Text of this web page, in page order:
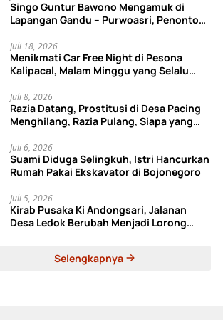
Singo Guntur Bawono Mengamuk di
Lapangan Gandu – Purwoasri, Penonton
Juli 18, 2026
Menikmati Car Free Night di Pesona
Kalipacal, Malam Minggu yang Selalu
Juli 8, 2026
Razia Datang, Prostitusi di Desa Pacing
Menghilang, Razia Pulang, Siapa yang
Juli 6, 2026
Suami Diduga Selingkuh, Istri Hancurkan
Rumah Pakai Ekskavator di Bojonegoro
Juli 5, 2026
Kirab Pusaka Ki Andongsari, Jalanan
Desa Ledok Berubah Menjadi Lorong
Selengkapnya